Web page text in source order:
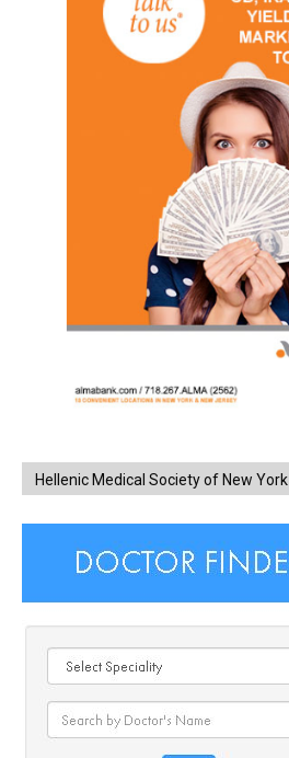
Hellenic Medical Society of New York